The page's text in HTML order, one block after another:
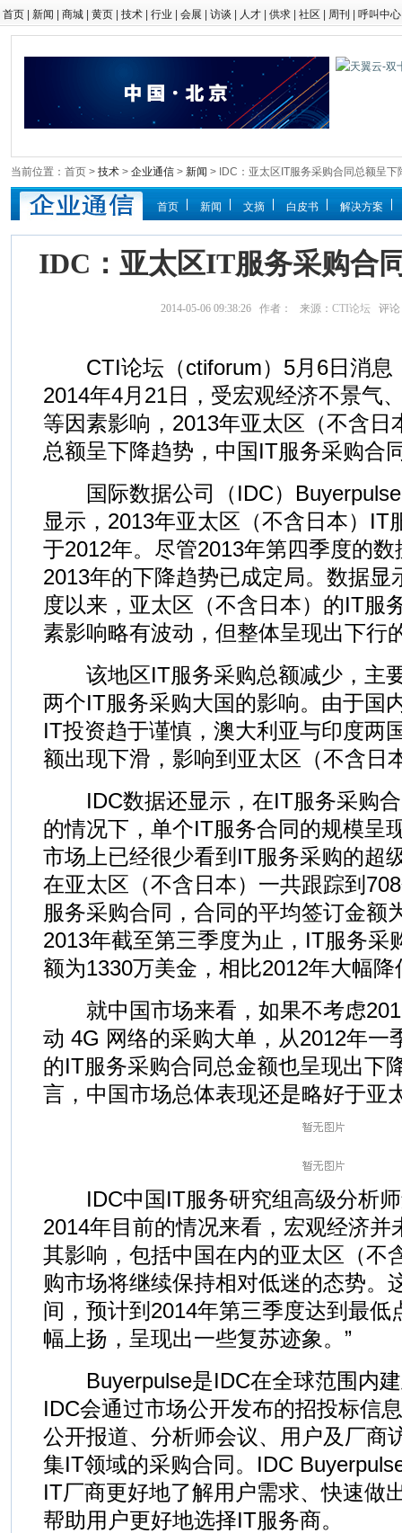
首页 新闻 商城 黄页 技术 行业 会展 访谈 人才 供求 社区 周刊 呼叫中心
当前位置：首页 > 技术 > 企业通信 > 新闻 > IDC：亚太区IT服务采购合同总额呈下
首页 新闻 文摘 白皮书 解决方案
IDC：亚太区IT服务采购合
2014-05-06 09:38:26 作者： 来源： CTI论坛 评论
CTI论坛（ctiforum）5月6日消息
2014年4月21日，受宏观经济不景气
等因素影响，2013年亚太区（不含日
总额呈下降趋势，中国IT服务采购合
国际数据公司（IDC）Buyerpulse
显示，2013年亚太区（不含日本）IT
于2012年。尽管2013年第四季度的
2013年的下降趋势已成定局。数据显
度以来，亚太区（不含日本）的IT服
素影响略有波动，但整体呈现出下行
该地区IT服务采购总额减少，主
两个IT服务采购大国的影响。由于国
IT投资趋于谨慎，澳大利亚与印度两
额出现下滑，影响到亚太区（不含日
IDC数据还显示，在IT服务采购合
的情况下，单个IT服务合同的规模呈
市场上已经很少看到IT服务采购的超
在亚太区（不含日本）一共跟踪到
服务采购合同，合同的平均签订金额
2013年截至第三季度为止，IT服务采
额为1330万美金，相比2012年大幅降
就中国市场来看，如果不考虑
动 4G 网络的采购大单，从2012年一
的IT服务采购合同总金额也呈现出下
言，中国市场总体表现还是略好于亚
IDC中国IT服务研究组高级分析师
2014年目前的情况来看，宏观经济并
其影响，包括中国在内的亚太区（不
购市场将继续保持相对低迷的态势。
间，预计到2014年第三季度达到最低
幅上扬，呈现出一些复苏迹象。”
Buyerpulse是IDC在全球范围内建
IDC会通过市场公开发布的招投标信
公开报道、分析师会议、用户及厂商
集IT领域的采购合同。IDC
IT厂商更好地了解用户需求、快速做
帮助用户更好地选择IT服务商。